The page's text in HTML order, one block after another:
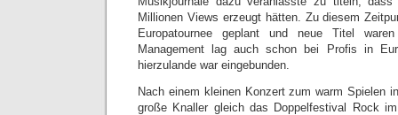
Millionen Views erzeugt hätten. Zu diesem
Europatournee geplant und neue Titel
Management lag auch schon bei Profis in
hierzulande war eingebunden.
Nach einem kleinen Konzert zum warm Spielen
große Knaller gleich das Doppelfestival Rock